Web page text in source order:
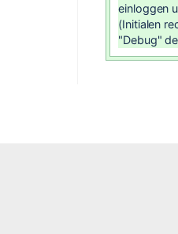
einloggen
(Initialen
"Debug"